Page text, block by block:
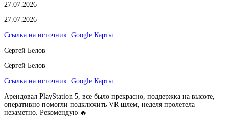
27.07.2026
27.07.2026
Ссылка на источник: Google Карты
Сергей Белов
Сергей Белов
Ссылка на источник: Google Карты
Арендовал PlayStation 5, все было прекрасно, поддержка на высоте,
оперативно помогли подключить VR шлем, неделя пролетела
незаметно. Рекомендую 🔥